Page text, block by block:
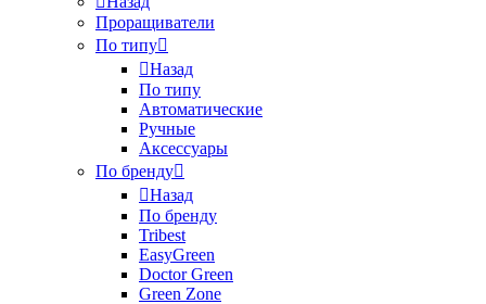
Проращиватели
По типу
Назад
По типу
Автоматические
Ручные
Аксессуары
По бренду
Назад
По бренду
Tribest
EasyGreen
Doctor Green
Green Zone